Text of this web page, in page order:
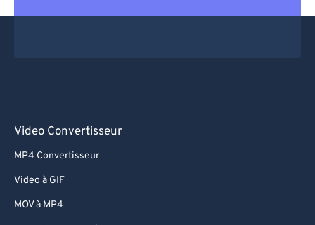
Video Convertisseur
MP4 Convertisseur
Video à GIF
MOV à MP4